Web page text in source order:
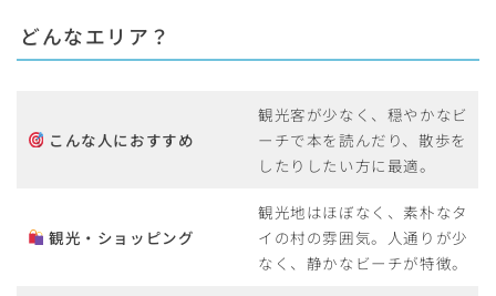
どんなエリア？
こんな人におすすめ
観光客が少なく、穏やかなビ
ーチで本を読んだり、散歩を
したりしたい方に最適。
観光・ショッピング
観光地はほぼなく、素朴なタ
イの村の雰囲気。人通りが少
なく、静かなビーチが特徴。